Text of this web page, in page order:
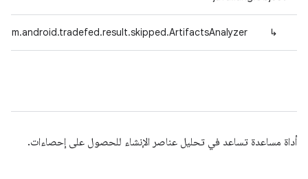
↳
com.android.tradefed.result.skipped.ArtifactsAnalyzer
أداة مساعدة تساعد في تحليل عناصر الإنشاء للحصول على إحصاءات.